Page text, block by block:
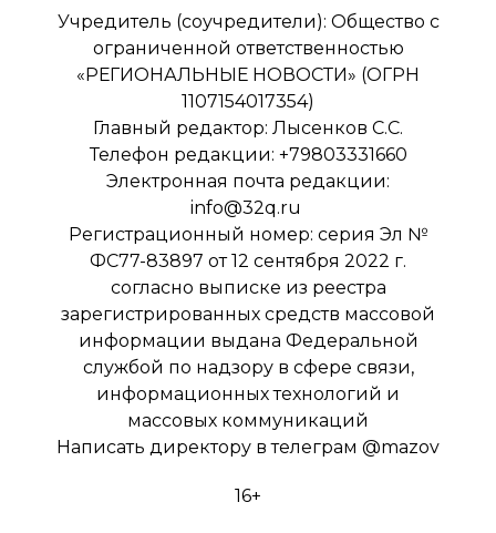
Учредитель (соучредители): Общество с
ограниченной ответственностью
«РЕГИОНАЛЬНЫЕ НОВОСТИ» (ОГРН
1107154017354)
Главный редактор: Лысенков С.С.
Телефон редакции: +79803331660
Электронная почта редакции:
info@32q.ru
Регистрационный номер: серия Эл №
ФС77-83897 от 12 сентября 2022 г.
согласно выписке из реестра
зарегистрированных средств массовой
информации выдана Федеральной
службой по надзору в сфере связи,
информационных технологий и
массовых коммуникаций
Написать директору в телеграм @mazov
16+